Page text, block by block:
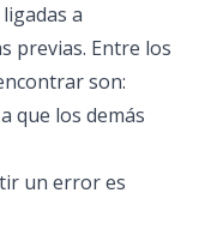
a
previas. Entre los
son:
que los demás
un error es